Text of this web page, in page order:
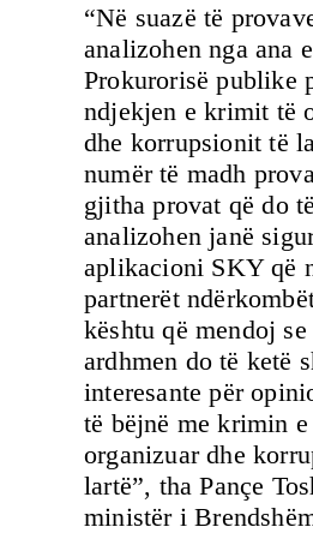
“Në suazë të
analizohen nga ana e
Prokurorisë publike
ndjekjen e krimit të
dhe korrupsionit të
numër të madh
gjitha provat që do të
analizohen janë
aplikacioni SKY që
partnerët
kështu që mendoj se
ardhmen do të ketë
interesante për
të bëjnë me krimin e
organizuar dhe
lartë”, tha Pançe
ministër i